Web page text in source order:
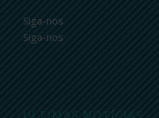
Siga-nos
Siga-nos